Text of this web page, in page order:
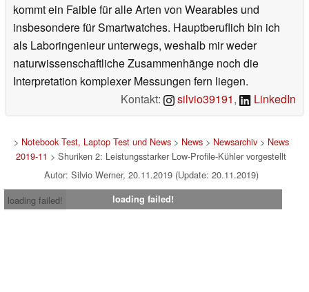
kommt ein Faible für alle Arten von Wearables und
insbesondere für Smartwatches. Hauptberuflich bin ich
als Laboringenieur unterwegs, weshalb mir weder
naturwissenschaftliche Zusammenhänge noch die
Interpretation komplexer Messungen fern liegen.
Kontakt:
silvio39191, LinkedIn
> Notebook Test, Laptop Test und News> News> Newsarchiv> News
2019-11 > Shuriken 2: Leistungsstarker Low-Profile-Kühler vorgestellt
Autor: Silvio Werner, 20.11.2019 (Update: 20.11.2019)
loading failed!
loading failed!